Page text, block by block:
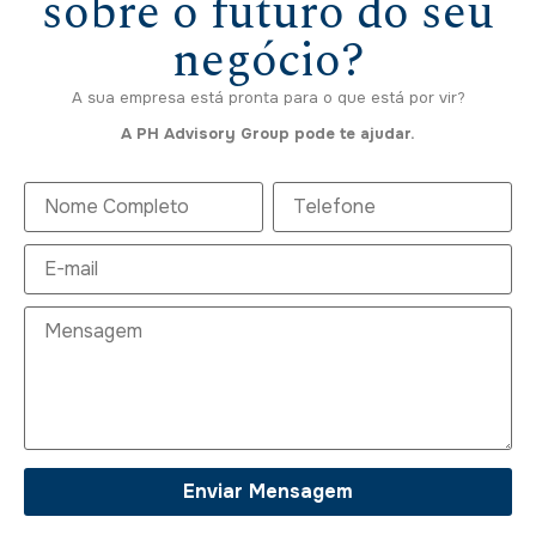
negócio?
A sua empresa está pronta para o que está por vir?
A PH Advisory Group pode te ajudar.